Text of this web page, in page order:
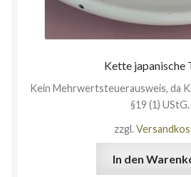
Kette japanische
Kein Mehrwertsteuerausweis, da
§19 (1) UStG.
zzgl.
In den